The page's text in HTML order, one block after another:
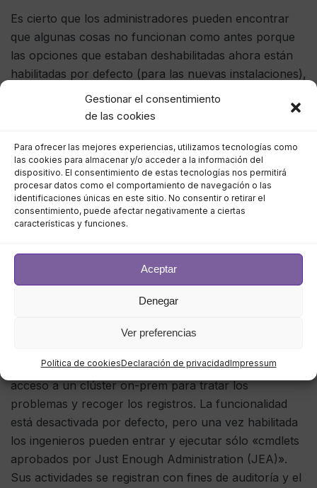
Gestionar el consentimiento
de las cookies
Para ofrecer las mejores experiencias, utilizamos tecnologías como
las cookies para almacenar y/o acceder a la información del
dispositivo. El consentimiento de estas tecnologías nos permitirá
procesar datos como el comportamiento de navegación o las
identificaciones únicas en este sitio. No consentir o retirar el
consentimiento, puede afectar negativamente a ciertas
características y funciones.
Aceptar
Denegar
Ver preferencias
Política de cookiesDeclaración de privacidadImpressum
Es cierto que los administradores pueden encontrar
que algunas cosas no funcionan como antes porque
las opciones que estaban deshabilitadas ahora están
habilitadas por defecto (para las nuevas instalaciones),
pero el endurecimiento es una medida bienvenida.
confundirse conAzure Stack, a pesar de los intentos
ocasionales de Microsoft de crear una marca. En
muchos sentidos, Windows Server sigue siendo su
núcleo (la edición de centro de datos definido por
software). El término «HCI» significa infraestructura
usuarios que no desean subirse a la nube de Microsoft
al por mayor con un entorno híbrido que combine la
infraestructura local con
También está por llegar el Soporte Remoto de
administradores pueden dar a los ingenieros deAzure
acceso a un clúster on-prem para tratar los
problemas y recoger los registros. La funcionalidad
está desactivada por defecto, pero una vez habilitada
los ingenieros pueden entrar y ejecutar sólo «cmdlets
aprobados por Just Enough Administration (JEA)».
Sus actividades se registran con fines de auditoría y el